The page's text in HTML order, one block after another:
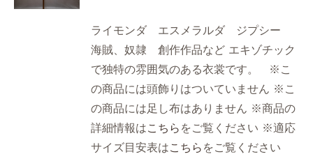
ライモンダ エスメラルダ ジプシー
海賊、奴隷 創作作品など エキゾチック
で独特の雰囲気のある衣裳です。 ※こ
の商品には頭飾りはついていません ※こ
の商品には足し布はありません ※商品の
詳細情報はこちら をご覧ください ※適応
サイズ目安表はこちら をご覧ください